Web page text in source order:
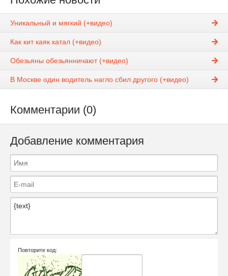
Уникальный и мягкий (+видео)
Как кит каяк катал (+видео)
Обезьяны обезьянничают (+видео)
В Москве один водитель нагло сбил другого (+видео)
Комментарии (0)
Добавление комментария
Повторите код: